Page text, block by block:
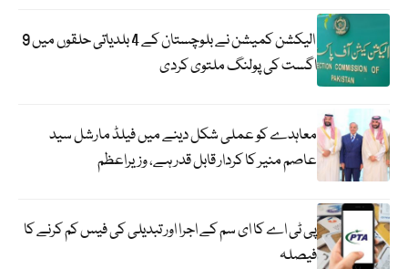
الیکشن کمیشن نے بلوچستان کے 4 بلدیاتی حلقوں میں 9
اگست کی پولنگ ملتوی کردی
معاہدے کو عملی شکل دینے میں فیلڈ مارشل سید
عاصم منیر کا کردار قابل قدر ہے، وزیراعظم
پی ٹی اے کا ای سم کے اجرا اور تبدیلی کی فیس کم کرنے کا
فیصلہ